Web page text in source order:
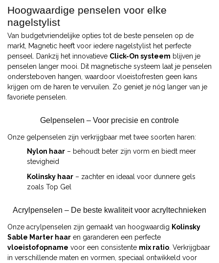
Hoogwaardige penselen voor elke
nagelstylist
Van budgetvriendelijke opties tot de beste penselen op de
markt, Magnetic heeft voor iedere nagelstylist het perfecte
penseel. Dankzij het innovatieve Click-On systeem blijven je
penselen langer mooi. Dit magnetische systeem laat je penselen
ondersteboven hangen, waardoor vloeistofresten geen kans
krijgen om de haren te vervuilen. Zo geniet je nóg langer van je
favoriete penselen.
Gelpenselen – Voor precisie en controle
Onze gelpenselen zijn verkrijgbaar met twee soorten haren:
Nylon haar – behoudt beter zijn vorm en biedt meer
stevigheid
Kolinsky haar – zachter en ideaal voor dunnere gels
zoals Top Gel
Acrylpenselen – De beste kwaliteit voor acryltechnieken
Onze acrylpenselen zijn gemaakt van hoogwaardig Kolinsky
Sable Marter haar en garanderen een perfecte
vloeistofopname voor een consistente mix ratio . Verkrijgbaar
in verschillende maten en vormen, speciaal ontwikkeld voor